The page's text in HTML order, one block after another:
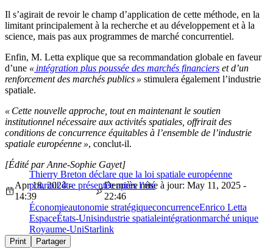
Il s’agirait de revoir le champ d’application de cette méthode, en la
limitant principalement à la recherche et au développement et à la
science, mais pas aux programmes de marché concurrentiel.
Enfin, M. Letta explique que sa recommandation globale en faveur
d’une « intégration plus poussée des marchés financiers et d’un
renforcement des marchés publics » stimulera également l’industrie
spatiale.
« Cette nouvelle approche, tout en maintenant le soutien
institutionnel nécessaire aux activités spatiales, offrirait des
conditions de concurrence équitables à l’ensemble de l’industrie
spatiale européenne », conclut-il.
Thierry Breton déclare que la loi spatiale européenne
pourrait être présentée après l’été
[Édité par Anne-Sophie Gayet]
Apr 18, 2024 -
14:39
Dernière mise à jour: May 11, 2025 -
22:46
Économieautonomie stratégiqueconcurrenceEnrico Letta
EspaceÉtats-Unisindustrie spatialeintégrationmarché unique
Royaume-UniStarlink
Print Partager